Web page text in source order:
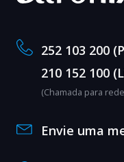
252 103 200
210 152 100
(Chamada para
Envie uma